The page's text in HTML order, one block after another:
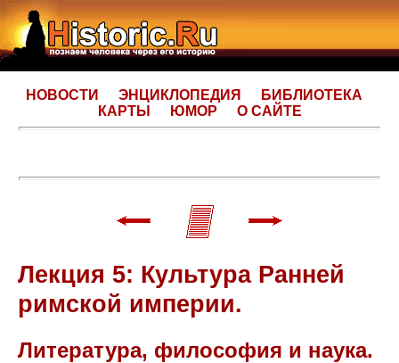
НОВОСТИ ЭНЦИКЛОПЕДИЯ
БИБЛИОТЕКА
КАРТЫ
ЮМОР О САЙТЕ
Лекция 5: Культура Ранней
римской империи.
Литература, философия и наука.